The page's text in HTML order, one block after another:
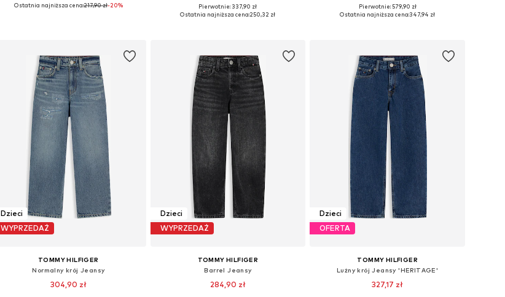
Dostępne rozmiary: 110-146, 146-172
Ostatnia najniższa cena:217,90 zł-20%
Dostępne w różnych rozmiarach
Pierwotnie: 337,90 zł
Ostatnia najniższa cena:250,32 zł
Dostępne rozmiary: 48
Pierwotnie: 579,90 zł
Ostatnia najniższa cena:347,94 zł
Dzieci
WYPRZEDAŻ
TOMMY HILFIGER
Normalny krój Jeansy
304,90 zł
Dzieci
WYPRZEDAŻ
TOMMY HILFIGER
Barrel Jeansy
284,90 zł
Dzieci
OFERTA
TOMMY HILFIGER
Lużny krój Jeansy 'HERITAGE'
327,17 zł